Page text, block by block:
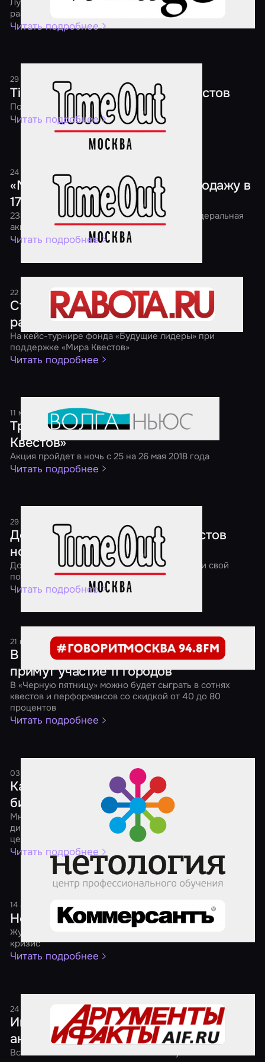
раздадут скидки уже четвертый год подряд
Читать подробнее
29 декабря 2018
Time Out: Новый год в мире квестов
Подарки каждому игроку!
Читать подробнее
24 ноября 20181 минута
«Мир Квестов» проведет распродажу в
17 городах страны
23 ноября в 7:00 утра в России начнется федеральная
акция «Black Friday Квесты 2018»
Читать подробнее
22 мая 20181 минута
Студенты предложили свое видение
развития рынка коворкингов
На кейс-турнире фонда «Будущие лидеры» при
поддержке «Мира Квестов»
Читать подробнее
11 мая 20181 минута
Третья ежегодная акция «Ночь
Квестов»
Акция пройдет в ночь с 25 на 26 мая 2018 года
Читать подробнее
29 декабря 2017
Дед Мороз отправил в мир квестов
новогодние подарки
До 13 января 2018 года вы тоже можете найти свой
подарок в квесте!
Читать подробнее
21 ноября 2017 1 минута
В «Черной пятнице» от «Мира Квестов»
примут участие 11 городов
В «Черную пятницу» можно будет сыграть в сотнях
квестов и перформансов со скидкой от 40 до 80
процентов
Читать подробнее
03 октября 2017
Как выбрать социальную сеть для
бизнеса
Мнения разных бизнесов о том, как продвигать студию
дизайнерской мебели, школу английского, фитнес-
центр и агрегатор квестов в соцсетях
Читать подробнее
14 августа 2017 1 минута
Нести свой квест
Журнал "Огонек" — о бизнесе, который расцвел в
кризис
Читать подробнее
24 мая 2017 1 минута
Играем, когда темно. В России прошла
акция "Ночь квестов"
Всего лишь за несколько часов число участников